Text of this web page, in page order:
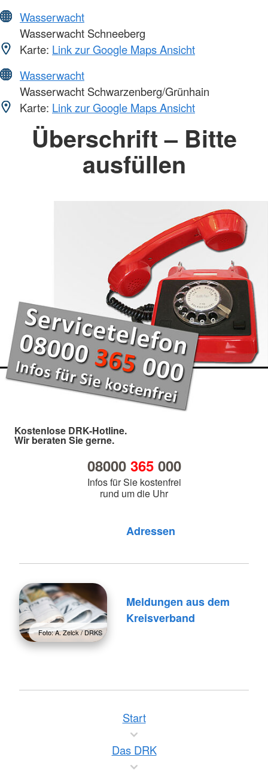
Wasserwacht
Wasserwacht Schneeberg
Karte: Link zur Google Maps Ansicht
Wasserwacht
Wasserwacht Schwarzenberg/Grünhain
Karte: Link zur Google Maps Ansicht
Überschrift – Bitte
ausfüllen
Kostenlose DRK-Hotline.
Wir beraten Sie gerne.
08000 365000
Infos für Sie kostenfrei
rund um die Uhr
Adressen
Foto: A. Zelck / DRKS
Meldungen aus dem
Kreisverband
Start
Das DRK